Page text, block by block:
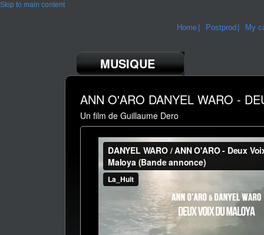
Skip to main content
Home Postprod My
MUSIQUE
ANN O'ARO DANYEL WARO -
Un film de Guillaume Dero